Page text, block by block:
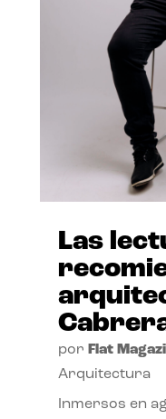
Las
por Flat
Arquitectura
Inmersos en